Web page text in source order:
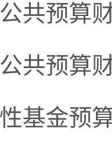
共预算
共预算
基金预